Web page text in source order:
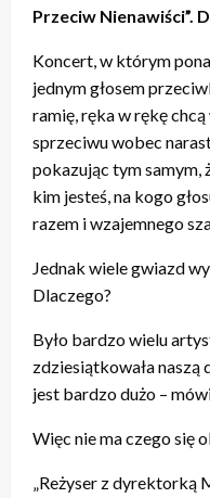
Przeciw Nienawiści”.
Koncert, w którym
jednym głosem
ramię, ręka w rękę
sprzeciwu wobec
pokazując tym samym,
kim jesteś, na kogo
razem i wzajemnego
Jednak wiele gwiazd
Dlaczego?
Było bardzo wielu
zdziesiątkowała naszą
jest bardzo dużo –
Więc nie ma czego się
„Reżyser z dyrektorką